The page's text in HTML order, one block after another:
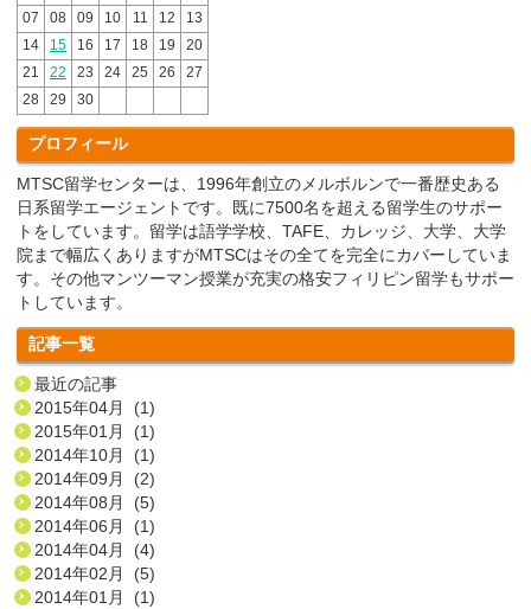
07
08 09 10 11 12
13
14
15 16 17 18 19
20
21
22 23 24 25 26
27
28
29 30
プロフィール
MTSC留学センターは、1996年創立のメルボルンで一番歴史ある
日系留学エージェントです。既に7500名を超える留学生のサポー
トをしています。留学は語学学校、TAFE、カレッジ、大学、大学
院まで幅広くありますがMTSCはその全てを完全にカバーしていま
す。その他マンツーマン授業が充実の格安フィリピン留学もサポー
トしています。
記事一覧
最近の記事
2015年04月 (1)
2015年01月 (1)
2014年10月 (1)
2014年09月 (2)
2014年08月 (5)
2014年06月 (1)
2014年04月 (4)
2014年02月 (5)
2014年01月 (1)